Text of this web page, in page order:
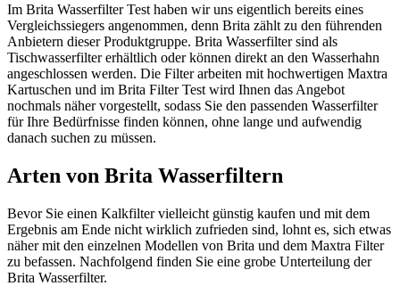
Im Brita Wasserfilter Test haben wir uns eigentlich bereits eines
Vergleichssiegers angenommen, denn Brita zählt zu den führenden
Anbietern dieser Produktgruppe. Brita Wasserfilter sind als
Tischwasserfilter erhältlich oder können direkt an den Wasserhahn
angeschlossen werden. Die Filter arbeiten mit hochwertigen Maxtra
Kartuschen und im Brita Filter Test wird Ihnen das Angebot
nochmals näher vorgestellt, sodass Sie den passenden Wasserfilter
für Ihre Bedürfnisse finden können, ohne lange und aufwendig
danach suchen zu müssen.
Arten von Brita Wasserfiltern
Bevor Sie einen Kalkfilter vielleicht günstig kaufen und mit dem
Ergebnis am Ende nicht wirklich zufrieden sind, lohnt es, sich etwas
näher mit den einzelnen Modellen von Brita und dem Maxtra Filter
zu befassen. Nachfolgend finden Sie eine grobe Unterteilung der
Brita Wasserfilter.